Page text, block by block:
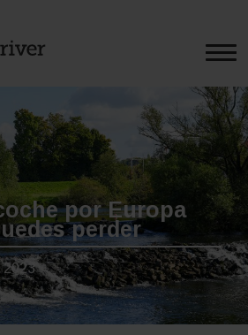
por Europa
perder
2023